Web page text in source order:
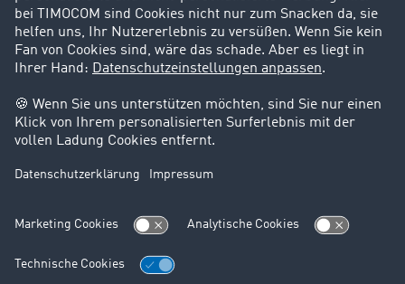
+49 211 88 26 88 26
+49 211 88 26 53 00
salessupport@timocom.com